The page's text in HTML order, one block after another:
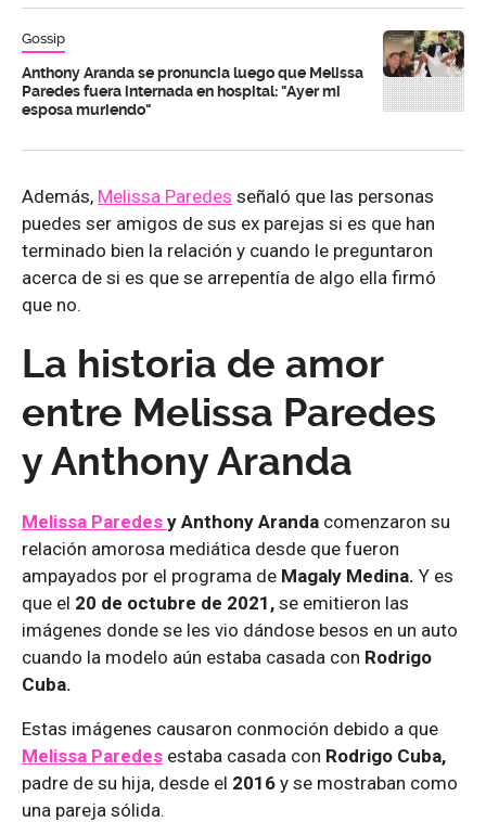
Gossip
Anthony Aranda se pronuncia luego que Melissa
Paredes fuera internada en hospital: "Ayer mi
esposa muriendo"
Además, Melissa Paredes señaló que las personas
puedes ser amigos de sus ex parejas si es que han
terminado bien la relación y cuando le preguntaron
acerca de si es que se arrepentía de algo ella firmó
que no.
La historia de amor
entre Melissa Paredes
y Anthony Aranda
Melissa Paredes y Anthony Aranda comenzaron su
relación amorosa mediática desde que fueron
ampayados por el programa de Magaly Medina. Y es
que el 20 de octubre de 2021, se emitieron las
imágenes donde se les vio dándose besos en un auto
cuando la modelo aún estaba casada con Rodrigo
Cuba.
Estas imágenes causaron conmoción debido a que
Melissa Paredes estaba casada con Rodrigo Cuba,
padre de su hija, desde el 2016 y se mostraban como
una pareja sólida.